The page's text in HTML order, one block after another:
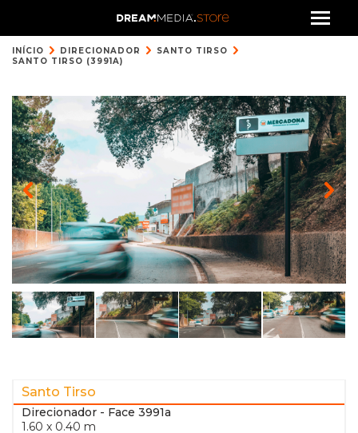
INÍCIO DIRECIONADOR
SANTO TIRSO
SANTO TIRSO (3991A)
Santo Tirso
Direcionador - Face 3991a
1.60 x 0.40 m